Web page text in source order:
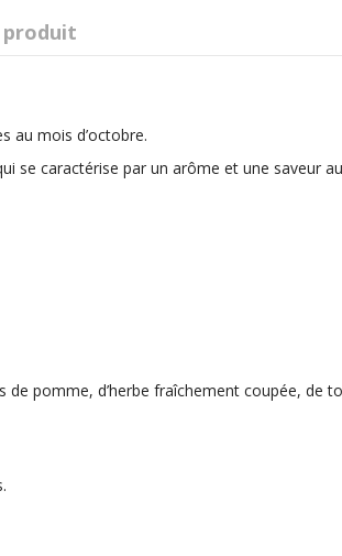
produit
au mois d’octobre.
se caractérise par un arôme et une saveur
pomme, d’herbe fraîchement coupée, de